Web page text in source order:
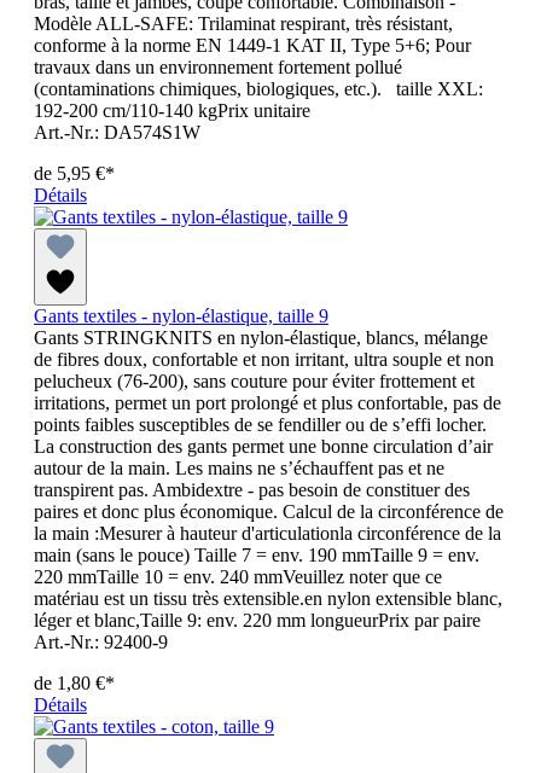
Modèle ALL-SAFE: Trilaminat respirant, très résistant,
conforme à la norme EN 1449-1 KAT II, Type 5+6; Pour
travaux dans un environnement fortement pollué
(contaminations chimiques, biologiques, etc.). taille XXL:
192-200 cm/110-140 kgPrix unitaire
Art.-Nr.: DA574S1W
de 5,95 €*
Détails
Gants textiles - nylon-élastique, taille 9
Gants STRINGKNITS en nylon-élastique, blancs, mélange
de fibres doux, confortable et non irritant, ultra souple et non
pelucheux (76-200), sans couture pour éviter frottement et
irritations, permet un port prolongé et plus confortable, pas de
points faibles susceptibles de se fendiller ou de s’effi locher.
La construction des gants permet une bonne circulation d’air
autour de la main. Les mains ne s’échauffent pas et ne
transpirent pas. Ambidextre - pas besoin de constituer des
paires et donc plus économique. Calcul de la circonférence de
la main :Mesurer à hauteur d'articulationla circonférence de la
main (sans le pouce) Taille 7 = env. 190 mmTaille 9 = env.
220 mmTaille 10 = env. 240 mmVeuillez noter que ce
matériau est un tissu très extensible.en nylon extensible blanc,
léger et blanc,Taille 9: env. 220 mm longueurPrix par paire
Art.-Nr.: 92400-9
de 1,80 €*
Détails